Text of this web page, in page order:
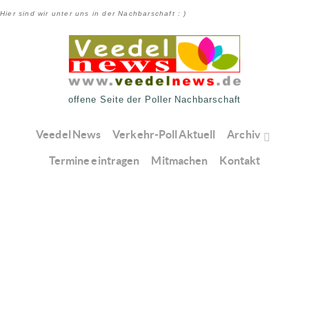
Hier sind wir unter uns in der Nachbarschaft : )
offene Seite der Poller Nachbarschaft
Veedel News Verkehr-Poll Aktuell Archiv
Termine eintragen Mitmachen Kontakt